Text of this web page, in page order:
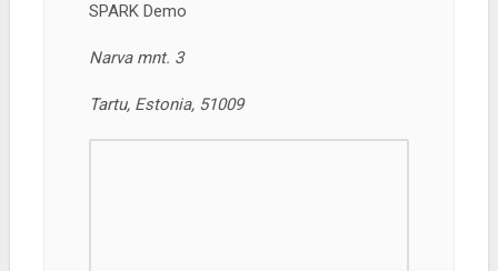
SPARK Demo
Narva mnt. 3
Tartu, Estonia, 51009